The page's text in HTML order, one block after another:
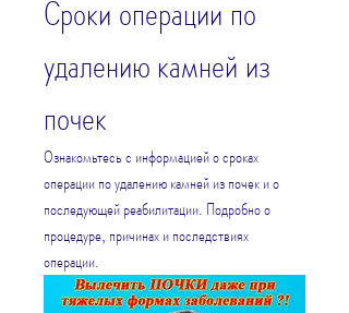
Сроки операции по
удалению камней из
почек
Ознакомьтесь с информацией о сроках
операции по удалению камней из почек и о
последующей реабилитации. Подробно о
процедуре, причинах и последствиях
операции.